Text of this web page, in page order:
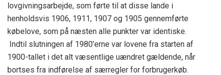
lovgivningsarbejde, som førte til at disse lande i
henholdsvis 1906, 1911, 1907 og 1905 gennemførte
købelove, som på næsten alle punkter var identiske.
Indtil slutningen af 1980’erne var lovene fra starten af
1900-tallet i det alt væsentlige uændret gældende, når
bortses fra indførelse af særregler for forbrugerkøb.